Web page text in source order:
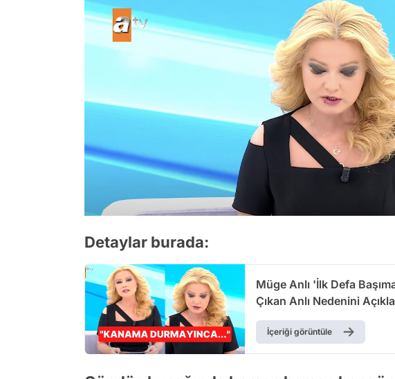
Detaylar burada:
Müge Anlı 'İlk Defa
Çıkan Anlı Nedenini
İçeriği görüntüle